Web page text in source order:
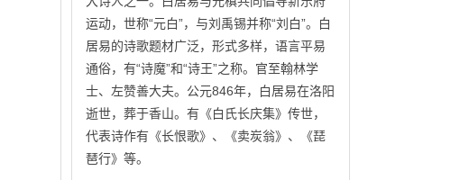
运动，世称“元白”，与刘禹锡并称“刘白”。白
居易的诗歌题材广泛，形式多样，语言平易
通俗，有“诗魔”和“诗王”之称。官至翰林学
士、左赞善大夫。公元846年，白居易在洛阳
逝世，葬于香山。有《白氏长庆集》传世，
代表诗作有《长恨歌》、《卖炭翁》、《琵
琶行》等。